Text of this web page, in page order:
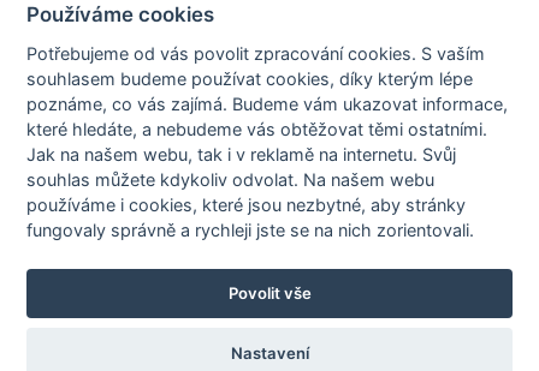
Členové STOBklubu
Zásady nakládání s osobními údaji
Otestujte se
Spočítejte si
Výzva 52
WWW.HRAVEZIJZDRAVE.CZ
Používáme cookies
Potřebujeme od vás povolit zpracování cookies. S vaším
souhlasem budeme používat cookies, díky kterým lépe
poznáme,co vás zajímá. Budeme vám ukazovat informace,
které hledáte, a nebudeme vás obtěžovat těmi ostatními.
Jak na našem webu, tak i v reklamě na internetu. Svůj
souhlas můžete kdykoliv odvolat. Na našem webu
používáme i cookies, které jsou nezbytné, aby stránky
fungovaly správně a rychleji jste se na nich zorientovali.
Povolit vše
Nastavení